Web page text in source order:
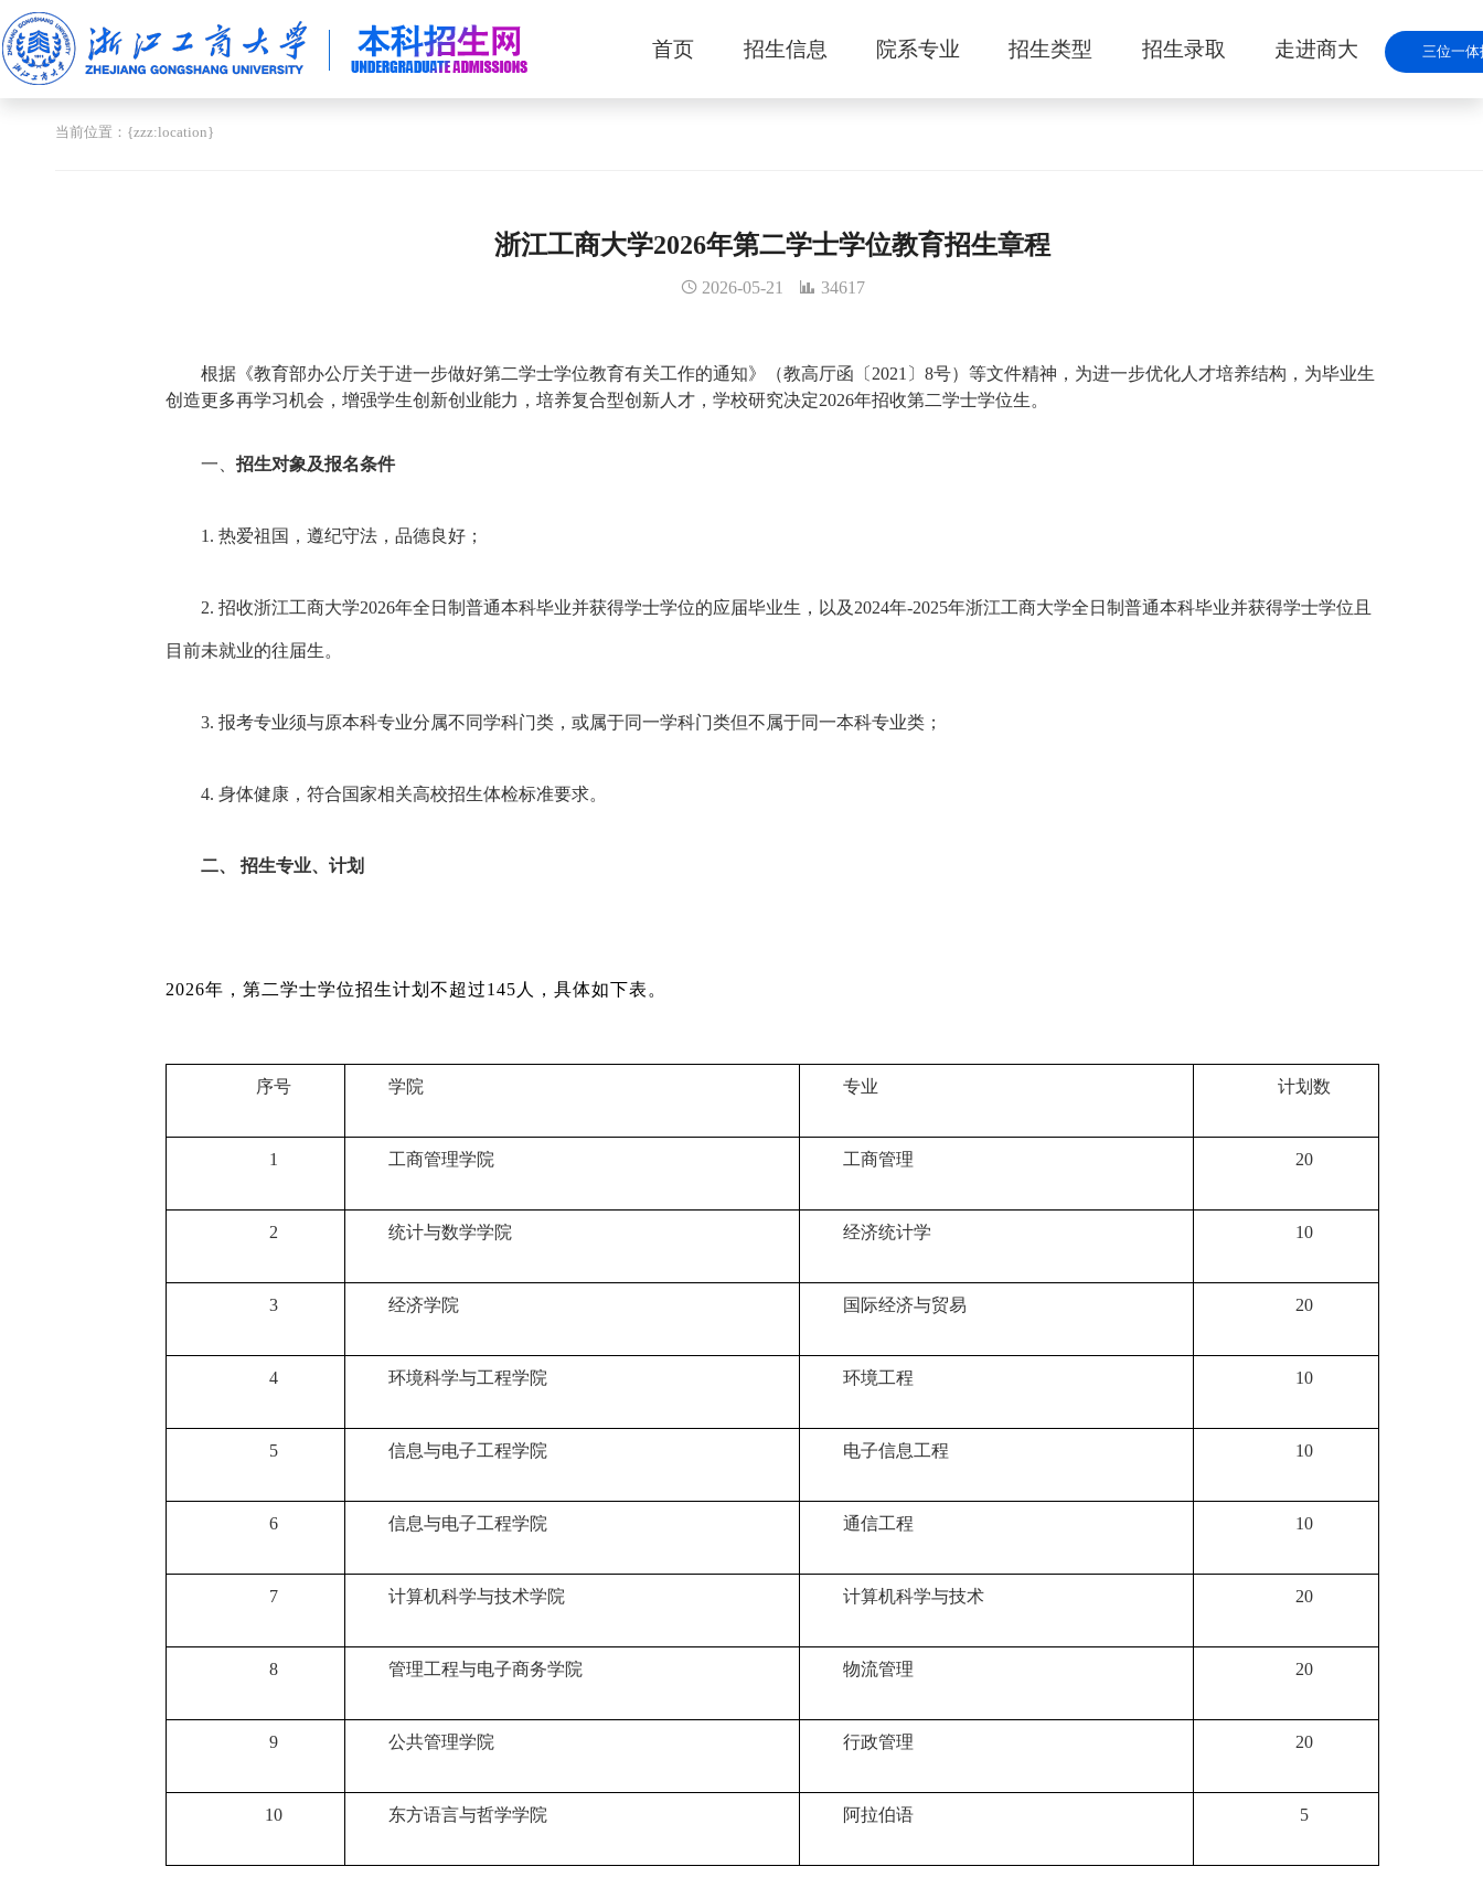
首页 招生信息 院系专业 招生类型 招生录取 走进商大 三位一体
当前位置：{zzz:location}
浙江工商大学2026年第二学士学位教育招生章程
2026-05-21 34617
根据《教育部办公厅关于进一步做好第二学士学位教育有关工作的通知》（教高厅函〔2021〕8号）等文件精神，为进一步优化人才培养结构，为毕业生
创造更多再学习机会，增强学生创新创业能力，培养复合型创新人才，学校研究决定2026年招收第二学士学位生。
一、 招生对象及报名条件
1. 热爱祖国，遵纪守法，品德良好；
2. 招收浙江工商大学2026年全日制普通本科毕业并获得学士学位的应届毕业生，以及2024年-2025年浙江工商大学全日制普通本科毕业并获得学士学位且
目前未就业的往届生。
3. 报考专业须与原本科专业分属不同学科门类，或属于同一学科门类但不属于同一本科专业类；
4. 身体健康，符合国家相关高校招生体检标准要求。
二、 招生专业、计划
2026年，第二学士学位招生计划不超过145人，具体如下表。
序号 学院 专业 计划数
1 工商管理学院 工商管理 20
2 统计与数学学院 经济统计学 10
3 经济学院 国际经济与贸易 20
4 环境科学与工程学院 环境工程 10
5 信息与电子工程学院 电子信息工程 10
6 信息与电子工程学院 通信工程 10
7 计算机科学与技术学院 计算机科学与技术 20
8 管理工程与电子商务学院 物流管理 20
9 公共管理学院 行政管理 20
10 东方语言与哲学学院 阿拉伯语 5